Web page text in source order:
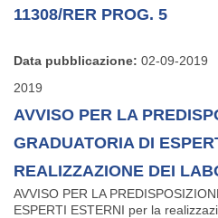
11308/RER PROG. 5
Data pubblicazione: 02-09-2019
2019
AVVISO PER LA
GRADUATORIA DI
REALIZZAZIONE DEI
AVVISO PER LA
ESPERTI ESTERNI per la